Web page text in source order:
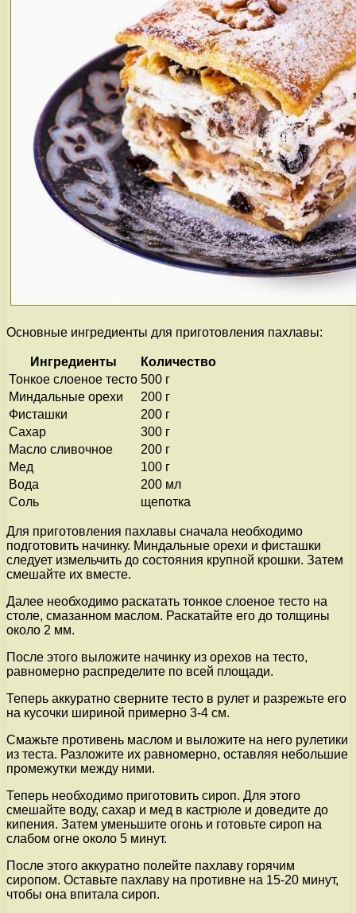
Основные ингредиенты для приготовления пахлавы:
Ингредиенты
Количество
Тонкое слоеное тесто 500 г
Миндальные орехи
200 г
Фисташки
200 г
Сахар
300 г
Масло сливочное
200 г
Мед
100 г
Вода
200 мл
Соль
щепотка
Для приготовления пахлавы сначала необходимо
подготовить начинку. Миндальные орехи и фисташки
следует измельчить до состояния крупной крошки. Затем
смешайте их вместе.
Далее необходимо раскатать тонкое слоеное тесто на
столе, смазанном маслом. Раскатайте его до толщины
около 2 мм.
После этого выложите начинку из орехов на тесто,
равномерно распределите по всей площади.
Теперь аккуратно сверните тесто в рулет и разрежьте его
на кусочки шириной примерно 3-4 см.
Смажьте противень маслом и выложите на него рулетики
из теста. Разложите их равномерно, оставляя небольшие
промежутки между ними.
Теперь необходимо приготовить сироп. Для этого
смешайте воду, сахар и мед в кастрюле и доведите до
кипения. Затем уменьшите огонь и готовьте сироп на
слабом огне около 5 минут.
После этого аккуратно полейте пахлаву горячим
сиропом. Оставьте пахлаву на противне на 15-20 минут,
чтобы она впитала сироп.